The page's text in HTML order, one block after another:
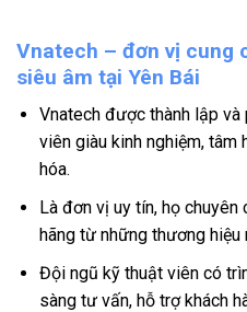
Vnatech – đơn vị cung
siêu âm tại Yên Bái
Vnatech được thành lập
viên giàu kinh nghiệm,
hóa.
Là đơn vị uy tín, họ
hãng từ những thương hiệu
Đội ngũ kỹ thuật viên có
sàng tư vấn, hỗ trợ khách